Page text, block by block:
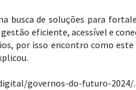
busca de soluções para
eficiente, acessível e
por isso encontro como
governos-do-futuro-2024/.